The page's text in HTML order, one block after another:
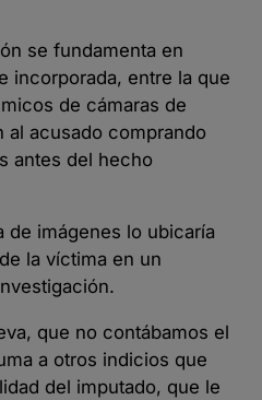
se fundamenta en
incorporada, entre la que
de cámaras de
al acusado comprando
antes del hecho
de imágenes lo ubicaría
la víctima en un
que no contábamos el
a otros indicios que
del imputado, que le